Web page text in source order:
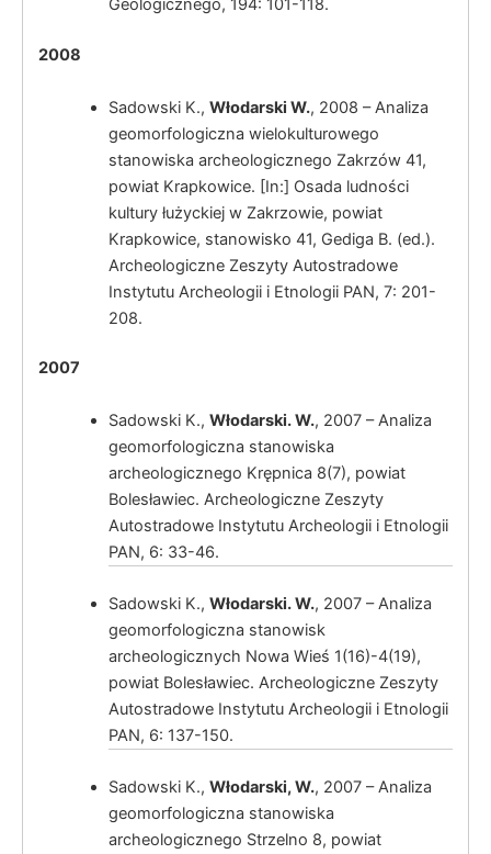
Włodarski, W.
Włodarski, W.
Włodarski, W.
Geologicznego, 194: 101-118.
2008
Sadowski K., Włodarski W., 2008 – Analiza
geomorfologiczna wielokulturowego
stanowiska archeologicznego Zakrzów 41,
powiat Krapkowice. [In:] Osada ludności
kultury łużyckiej w Zakrzowie, powiat
Krapkowice, stanowisko 41, Gediga B. (ed.).
Archeologiczne Zeszyty Autostradowe
Instytutu Archeologii i Etnologii PAN, 7: 201-
208.
2007
Sadowski K., Włodarski. W., 2007 – Analiza
geomorfologiczna stanowiska
archeologicznego Krępnica 8(7), powiat
Bolesławiec. Archeologiczne Zeszyty
Autostradowe Instytutu Archeologii i Etnologii
PAN, 6: 33-46.
Sadowski K., Włodarski. W., 2007 – Analiza
geomorfologiczna stanowisk
archeologicznych Nowa Wieś 1(16)-4(19),
powiat Bolesławiec. Archeologiczne Zeszyty
Autostradowe Instytutu Archeologii i Etnologii
PAN, 6: 137-150.
Sadowski K., Włodarski, W., 2007 – Analiza
geomorfologiczna stanowiska
archeologicznego Strzelno 8, powiat